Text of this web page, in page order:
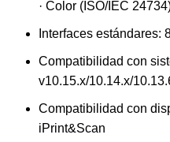
· Color (ISO/IEC
Interfaces estándares:
Compatibilidad con
v10.15.x/10.14.x/
Compatibilidad con
iPrint&Scan